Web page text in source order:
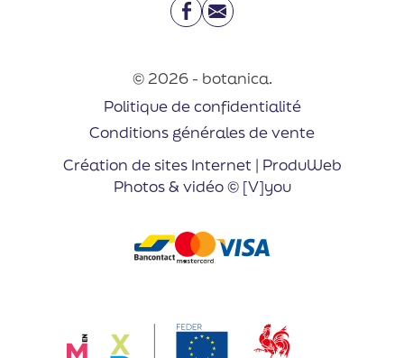
Facebook
Email
© 2026 - botanica.
Politique de confidentialité
Conditions générales de vente
Création de sites Internet | ProduWeb
Photos & vidéo © [V]you